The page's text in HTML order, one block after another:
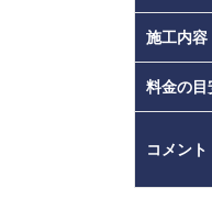
施工内容
料金の目
コメント